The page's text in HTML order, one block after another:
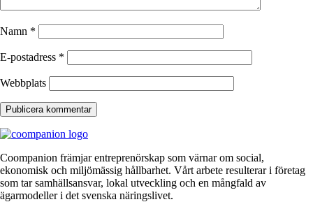
Namn *
E-postadress *
Webbplats
Coompanion främjar entreprenörskap som värnar om social,
ekonomisk och miljömässig hållbarhet. Vårt arbete resulterar i företag
som tar samhällsansvar, lokal utveckling och en mångfald av
ägarmodeller i det svenska näringslivet.